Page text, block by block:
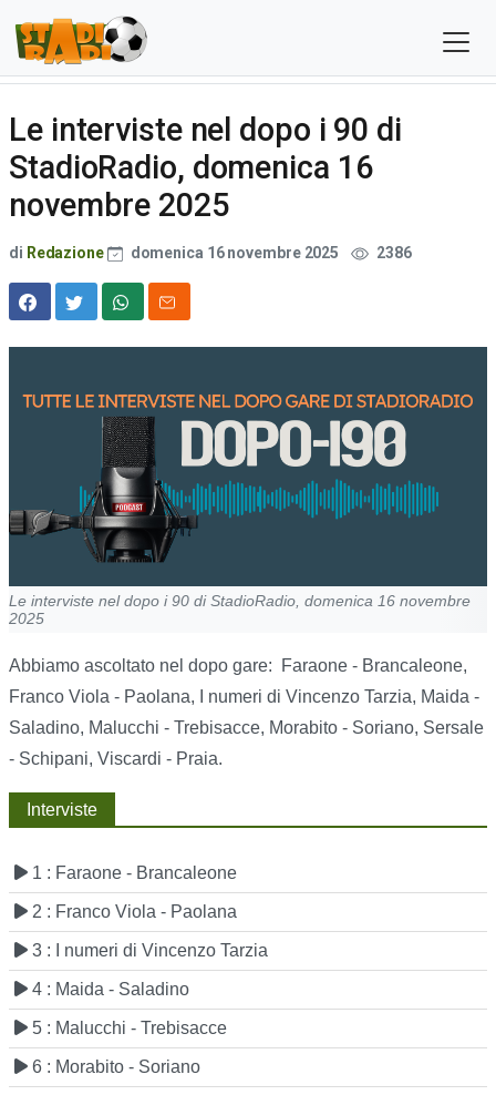
Le interviste nel dopo i 90 di
StadioRadio, domenica 16
novembre 2025
di Redazione domenica 16 novembre 2025 2386
Le interviste nel dopo i 90 di StadioRadio, domenica 16 novembre
2025
Abbiamo ascoltato nel dopo gare: Faraone - Brancaleone,
Franco Viola - Paolana, I numeri di Vincenzo Tarzia, Maida -
Saladino, Malucchi - Trebisacce, Morabito - Soriano, Sersale
- Schipani, Viscardi - Praia.
Interviste
1 : Faraone - Brancaleone
2 : Franco Viola - Paolana
3 : I numeri di Vincenzo Tarzia
4 : Maida - Saladino
5 : Malucchi - Trebisacce
6 : Morabito - Soriano